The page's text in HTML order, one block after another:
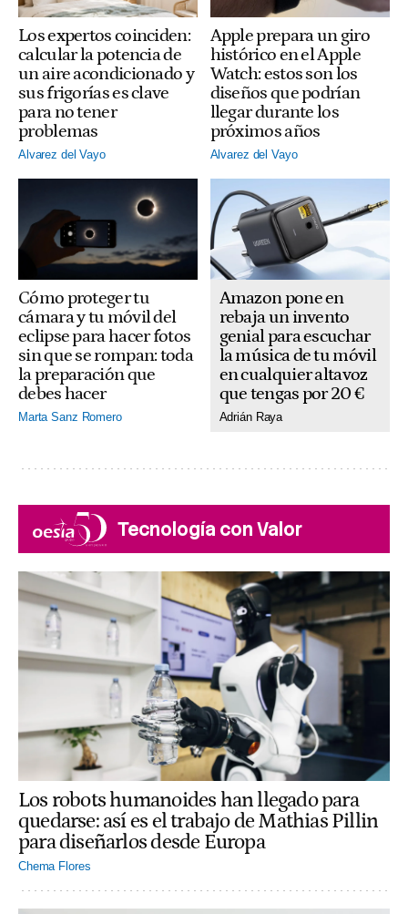
Los expertos coinciden:
calcular la potencia de
un aire acondicionado y
sus frigorías es clave
para no tener
problemas
Alvarez del Vayo
Apple prepara un giro
histórico en el Apple
Watch: estos son los
diseños que podrían
llegar durante los
próximos años
Alvarez del Vayo
Cómo proteger tu
cámara y tu móvil del
eclipse para hacer fotos
sin que se rompan: toda
la preparación que
debes hacer
Marta Sanz Romero
Amazon pone en
rebaja un invento
genial para escuchar
la música de tu móvil
en cualquier altavoz
que tengas por 20 €
Adrián Raya
Tecnología con Valor
Los robots humanoides han llegado para
quedarse: así es el trabajo de Mathias Pillin
para diseñarlos desde Europa
Chema Flores